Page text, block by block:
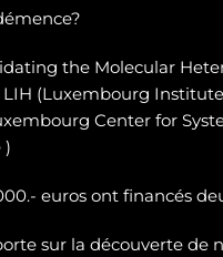
the Molecular
(Luxembourg
Center for
)
euros ont financés
sur la découverte de